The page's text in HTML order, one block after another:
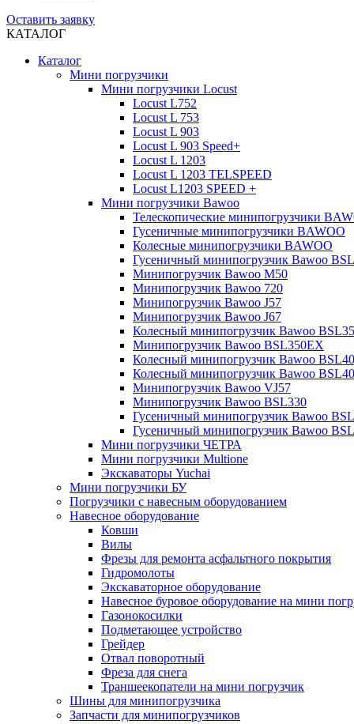
Оставить заявку
КАТАЛОГ
Каталог
Мини погрузчики
Мини погрузчики Locust
Locust L752
Locust L 753
Locust L 903
Locust L 903 Speed+
Locust L 1203
Locust L 1203 TELSPEED
Locust L1203 SPEED +
Мини погрузчики Bawoo
Телескопические минипогрузчики
Гусеничные минипогрузчики BAWOO
Колесные минипогрузчики BAWOO
Гусеничный минипогрузчик Bawoo
Минипогрузчик Bawoo M50
Минипогрузчик Bawoo 720
Минипогрузчик Bawoo J57
Минипогрузчик Bawoo J67
Колесный минипогрузчик Bawoo
Минипогрузчик Bawoo BSL350EX
Колесный минипогрузчик Bawoo
Колесный минипогрузчик Bawoo
Минипогрузчик Bawoo VJ57
Минипогрузчик Bawoo BSL330
Гусеничный минипогрузчик Bawoo
Гусеничный минипогрузчик Bawoo
Мини погрузчики ЧЕТРА
Мини погрузчики Multione
Экскаваторы Yuchai
Мини погрузчики БУ
Погрузчики с навесным оборудованием
Навесное оборудование
Ковши
Вилы
Фрезы для ремонта асфальтного покрытия
Гидромолоты
Экскаваторное оборудование
Навесное буровое оборудование на мини
Газонокосилки
Подметающее устройство
Грейдер
Отвал поворотный
Фреза для снега
Траншеекопатели на мини погрузчик
Шины для минипогрузчика
Запчасти для минипогрузчиков